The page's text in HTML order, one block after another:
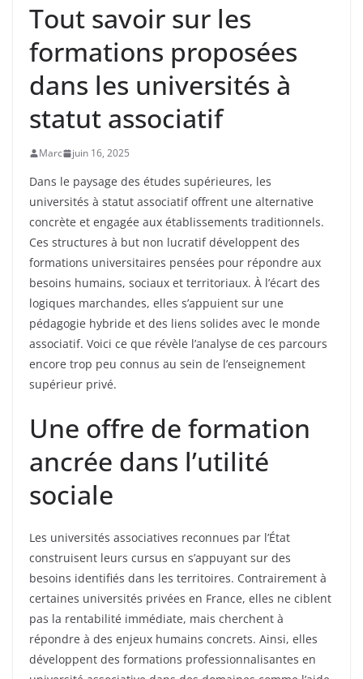
Tout savoir sur les
formations proposées
dans les universités à
statut associatif
Marc juin 16, 2025
Dans le paysage des études supérieures, les
universités à statut associatif offrent une alternative
concrète et engagée aux établissements traditionnels.
Ces structures à but non lucratif développent des
formations universitaires pensées pour répondre aux
besoins humains, sociaux et territoriaux. À l’écart des
logiques marchandes, elles s’appuient sur une
pédagogie hybride et des liens solides avec le monde
associatif. Voici ce que révèle l’analyse de ces parcours
encore trop peu connus au sein de l’enseignement
supérieur privé.
Une offre de formation
ancrée dans l’utilité
sociale
Les universités associatives reconnues par l’État
construisent leurs cursus en s’appuyant sur des
besoins identifiés dans les territoires. Contrairement à
certaines universités privées en France, elles ne ciblent
pas la rentabilité immédiate, mais cherchent à
répondre à des enjeux humains concrets. Ainsi, elles
développent des formations professionnalisantes en